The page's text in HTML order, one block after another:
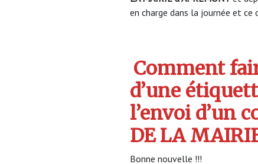
en charge dans la journée et ce
Comment
d’une
l’envoi d’un
DE LA
Bonne nouvelle !!!